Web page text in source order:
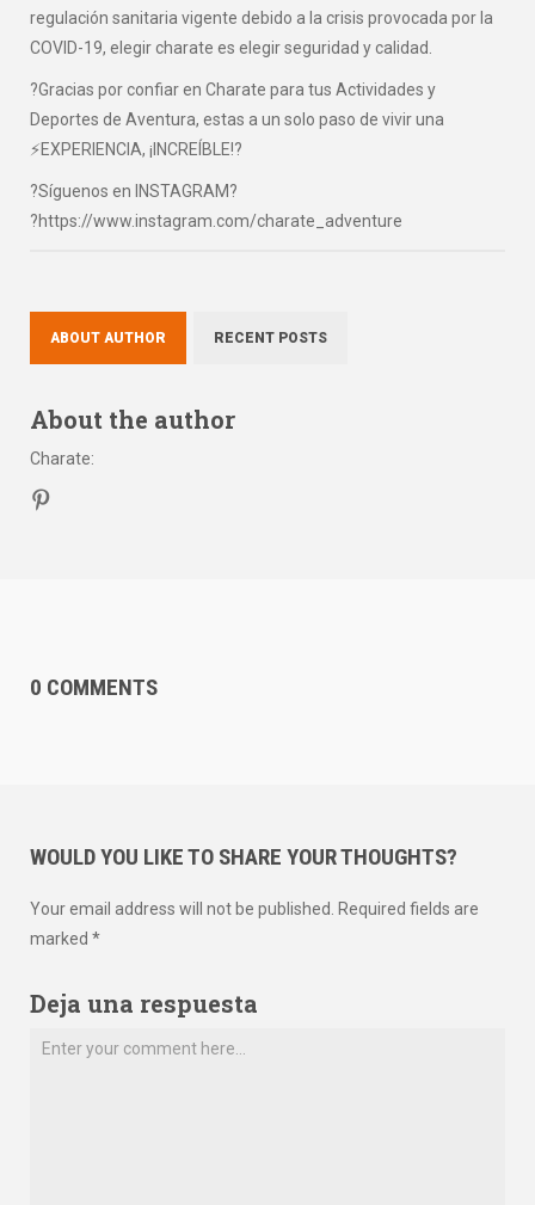
regulación sanitaria vigente debido a la crisis provocada por la
COVID-19, elegir charate es elegir seguridad y calidad.
?Gracias por confiar en Charate para tus Actividades y
Deportes de Aventura, estas a un solo paso de vivir una
⚡EXPERIENCIA, ¡INCREÍBLE!?
?Síguenos en INSTAGRAM?
?https://www.instagram.com/charate_adventure
ABOUT AUTHOR RECENT POSTS
About the author
Charate:
0 COMMENTS
WOULD YOU LIKE TO SHARE YOUR THOUGHTS?
Your email address will not be published. Required fields are
marked *
Deja una respuesta